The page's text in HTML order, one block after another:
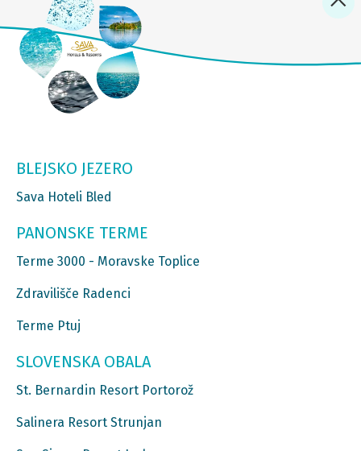
BLEJSKO JEZERO
Sava Hoteli Bled
PANONSKE TERME
Terme 3000 - Moravske Toplice
Zdravilišče Radenci
Terme Ptuj
SLOVENSKA OBALA
St. Bernardin Resort Portorož
Salinera Resort Strunjan